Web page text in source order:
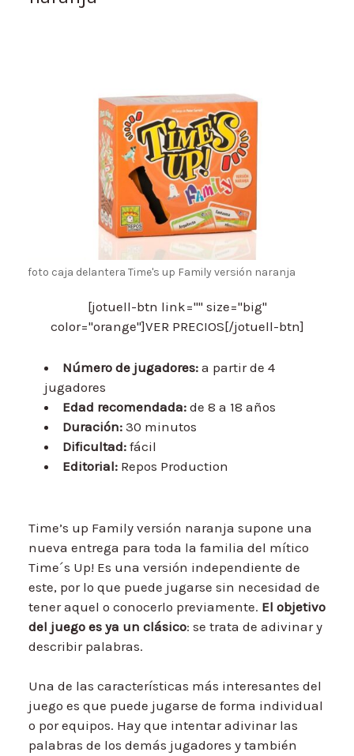
foto caja delantera Time's up Family versión naranja
[jotuell-btn link="" size="big"
color="orange"]VER PRECIOS[/jotuell-btn]
Número de jugadores: a partir de 4
jugadores
Edad recomendada: de 8 a 18 años
Duración: 30 minutos
Dificultad: fácil
Editorial: Repos Production
Time’s up Family versión naranja supone una
nueva entrega para toda la familia del mítico
Time´s Up! Es una versión independiente de
este, por lo que puede jugarse sin necesidad de
tener aquel o conocerlo previamente. El objetivo
del juego es ya un clásico: se trata de adivinar y
describir palabras.
Una de las características más interesantes del
juego es que puede jugarse de forma individual
o por equipos. Hay que intentar adivinar las
palabras de los demás jugadores y también